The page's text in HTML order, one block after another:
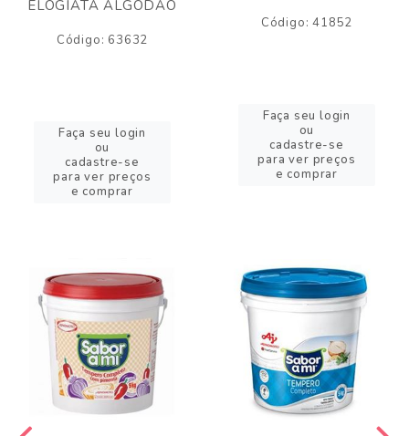
ELOGIATA ALGODAO
Código: 63632
Faça seu login
ou
cadastre-se
para ver preços
e comprar
Código: 41852
Faça seu login
ou
cadastre-se
para ver preços
e comprar